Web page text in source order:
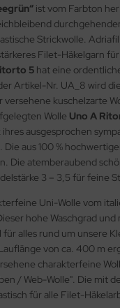
ist vom Farbton
Strickwolle.
Filet-Häkelgarn
5 hat eine
Artikel-Nr. UA_8 wird
kuschelzarte
Wolle Uno A
ausgesprochen
Die aus 100 %
Die atemberaubend
3 – 3,5 für feine
Uni-Wolle vom
hohe Waschgrad
für alles rund um unsere
von ca. 400 m
charakterfeine
/ Web-Wolle". Die mit
für alle Filet-